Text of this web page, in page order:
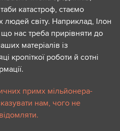
катастроф, стаємо
світу. Наприклад, Ілон
нас треба прирівняти до
матеріалів із
кропіткої роботи й сотні
примх мільйонера-
нам, чого не